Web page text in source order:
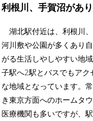
利根川、手賀沼があ
湖北駅付近は、利根川
河川敷や公園が多くあり
がる生活しやしやすい地
子駅へ2駅とバスでもア
な地域となっています。
き東京方面へのホームタ
医療機関も多いですが、